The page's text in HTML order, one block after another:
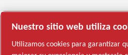
Nuestro sitio web utiliza
Utilizamos cookies para garantizar